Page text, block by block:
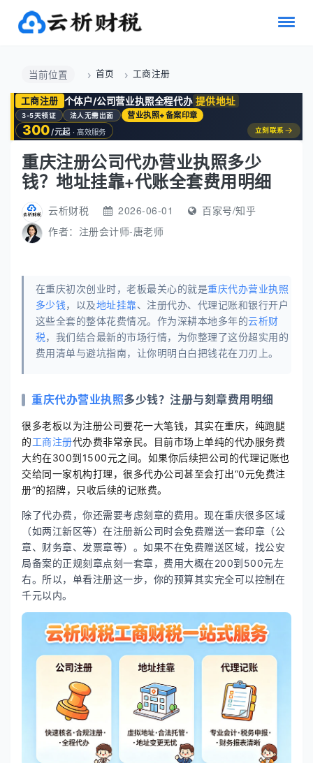
当前位置 首页 工商注册
工商注册 个体户/公司营业执照全程代办 提供地址
3-5天领证 法人无需出面 营业执照+备案印章
300/元起 · 高效服务 立刻联系 →
重庆注册公司代办营业执照多少
钱？地址挂靠+代账全套费用明细
云析财税 2026-06-01
百家号/知乎
作者： 注册会计师-唐老师
在重庆初次创业时，老板最关心的就是重庆代办营业执照
多少钱，以及地址挂靠、注册代办、代理记账和银行开户
这些全套的整体花费情况。作为深耕本地多年的云析财
税，我们结合最新的市场行情，为你整理了这份超实用的
费用清单与避坑指南，让你明明白白把钱花在刀刃上。
重庆代办营业执照多少钱？注册与刻章费用明细
很多老板以为注册公司要花一大笔钱，其实在重庆，纯跑腿
的工商注册代办费非常亲民。目前市场上单纯的代办服务费
大约在300到1500元之间。如果你后续把公司的代理记账也
交给同一家机构打理，很多代办公司甚至会打出“0元免费注
册”的招牌，只收后续的记账费。
除了代办费，你还需要考虑刻章的费用。现在重庆很多区域
（如两江新区等）在注册新公司时会免费赠送一套印章（公
章、财务章、发票章等）。如果不在免费赠送区域，找公安
局备案的正规刻章点刻一套章，费用大概在200到500元左
右。所以，单看注册这一步，你的预算其实完全可以控制在
千元以内。